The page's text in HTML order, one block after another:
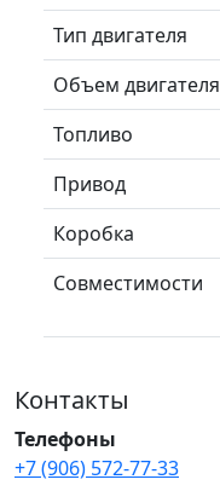
Тип двигателя
Объем двигателя
Топливо
Привод
Коробка
Совместимости
Контакты
Телефоны
+7 (906) 572-77-33